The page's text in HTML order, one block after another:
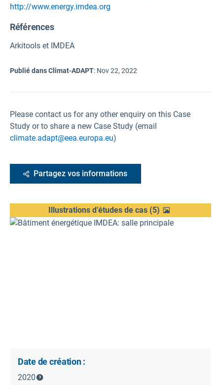
http://www.energy.imdea.org
Références
Arkitools et IMDEA
Publié dans Climat-ADAPT: Nov 22, 2022
Please contact us for any other enquiry on this Case
Study or to share a new Case Study (email
climate.adapt@eea.europa.eu)
Partagez vos informations
Illustrations d’études de cas(5)
Date de création :
2020